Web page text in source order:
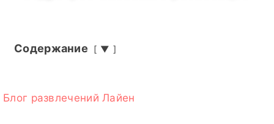
Содержание ▼
Блог развлечений Лайен